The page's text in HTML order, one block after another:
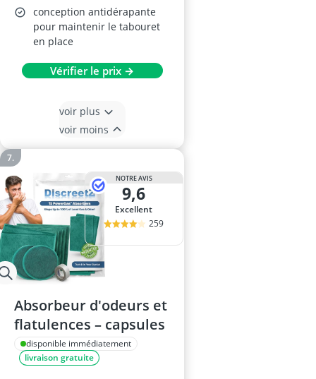
conception antidérapante
pour maintenir le tabouret
en place
Vérifier le prix →
voir plus
voir moins
NOTRE AVIS
9,6
Excellent
259
Absorbeur d'odeurs et
flatulences – capsules
disponible immédiatement
livraison gratuite